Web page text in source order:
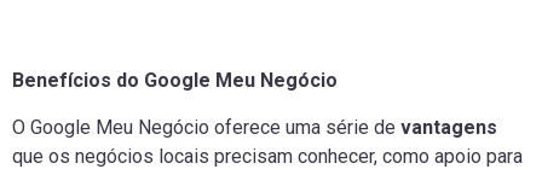
Benefícios do Google Meu Negócio
O Google Meu Negócio oferece uma série de vantagens
que os negócios locais precisam conhecer, como apoio para